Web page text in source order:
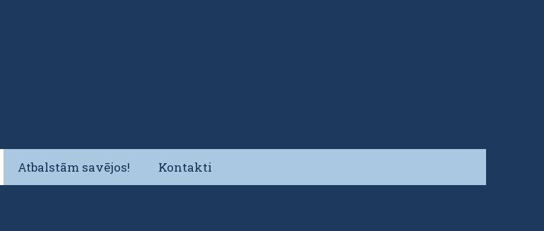
Atbalstām savējos! Kontakti